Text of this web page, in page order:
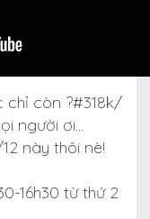
chỉ còn ?#318k/
người ơi...
này thôi nè!
16h30 từ thứ 2